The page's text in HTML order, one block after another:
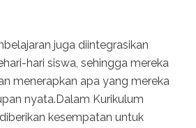
juga diintegrasikan
hari siswa, sehingga mereka
menerapkan apa yang mereka
nyata.Dalam Kurikulum
kesempatan untuk